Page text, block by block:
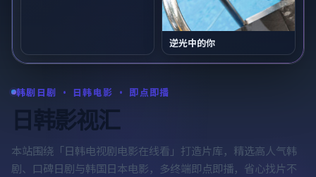
韩剧日剧 · 日韩电影 · 即点即播
日韩影视汇
本站围绕「日韩电视剧电影在线看 」打造片库，精选高人气韩
剧、口碑日剧与韩国日本电影，多终端即点即播，省心找片不
逆光中的你